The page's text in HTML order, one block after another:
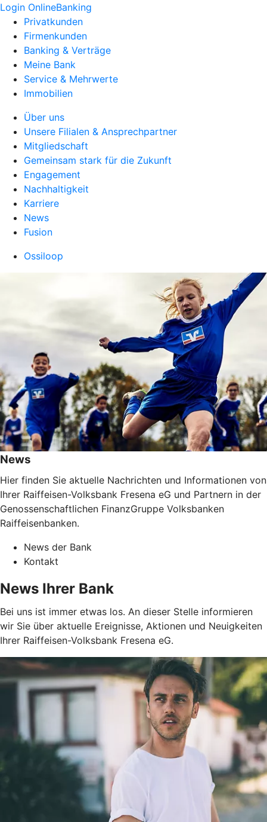
Login OnlineBanking
Privatkunden
Firmenkunden
Banking & Verträge
Meine Bank
Service & Mehrwerte
Immobilien
Über uns
Unsere Filialen & Ansprechpartner
Mitgliedschaft
Gemeinsam stark für die Zukunft
Engagement
Nachhaltigkeit
Karriere
News
Fusion
Ossiloop
News
Hier finden Sie aktuelle Nachrichten und Informationen von
Ihrer Raiffeisen-Volksbank Fresena eG und Partnern in der
Genossenschaftlichen FinanzGruppe Volksbanken
Raiffeisenbanken.
News der Bank
Kontakt
News Ihrer Bank
Bei uns ist immer etwas los. An dieser Stelle informieren
wir Sie über aktuelle Ereignisse, Aktionen und Neuigkeiten
Ihrer Raiffeisen-Volksbank Fresena eG.